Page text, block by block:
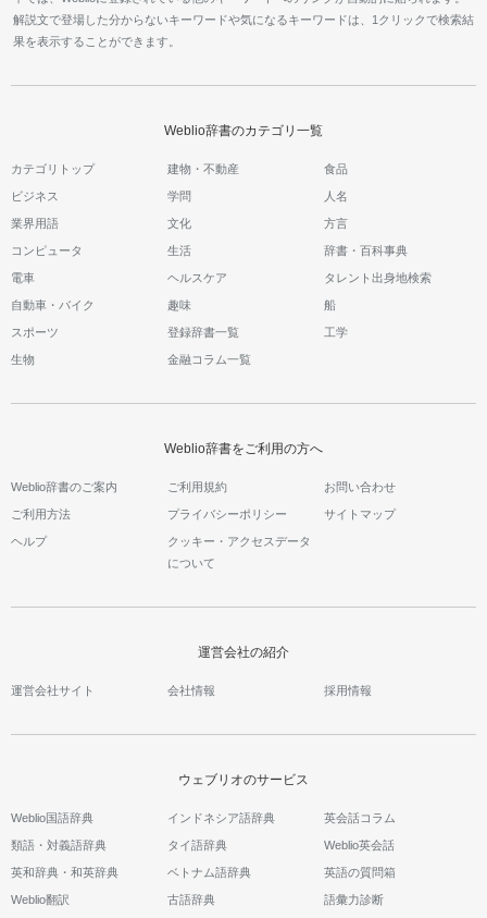
解説文で登場した分からないキーワードや気になるキーワードは、1クリックで検索結
果を表示することができます。
Weblio辞書のカテゴリ一覧
カテゴリトップ 建物・不動産 食品
ビジネス 学問 人名
業界用語 文化 方言
コンピュータ 生活 辞書・百科事典
電車 ヘルスケア タレント出身地検索
自動車・バイク 趣味 船
スポーツ 登録辞書一覧 工学
生物 金融コラム一覧
Weblio辞書をご利用の方へ
Weblio辞書のご案内 ご利用規約 お問い合わせ
ご利用方法 プライバシーポリシー サイトマップ
ヘルプ
クッキー・アクセスデータ
について
運営会社の紹介
運営会社サイト 会社情報 採用情報
ウェブリオのサービス
Weblio国語辞典
類語・対義語辞典
英和辞典・和英辞典
Weblio翻訳
インドネシア語辞典
タイ語辞典
ベトナム語辞典
古語辞典
英会話コラム
Weblio英会話
英語の質問箱
語彙力診断